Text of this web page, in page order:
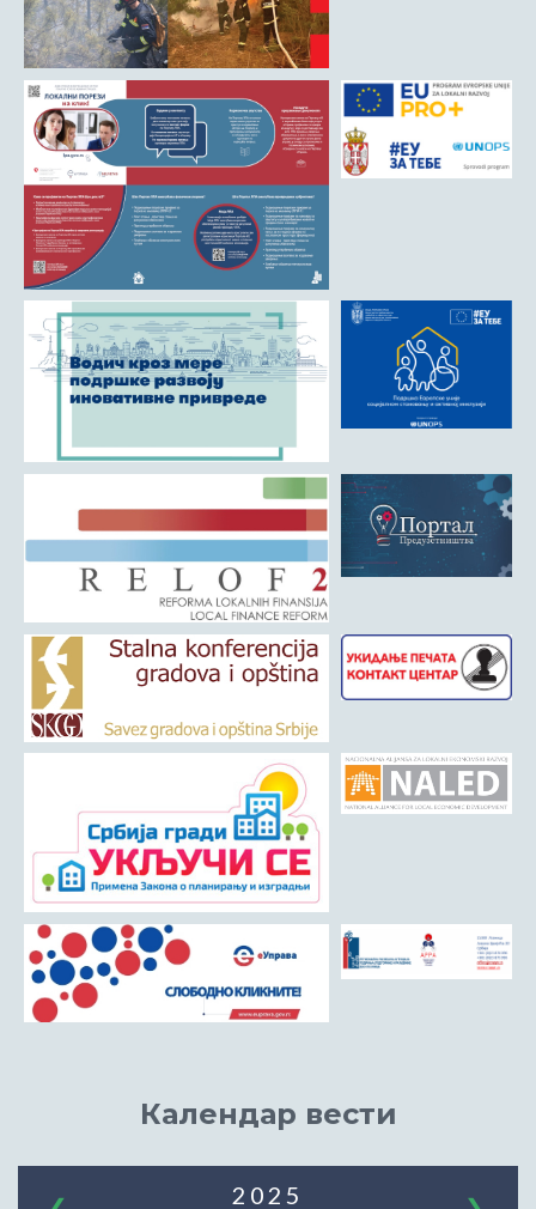
КОНТАКТ
Општина Љубовија
Установе од јавног значаја
АКТИ
Матична служба
Урбанизам и грађевинарство
Борачко-инвалидска заштита
Друштвена брига о деци
Служба за пољопривреду, водопривреду и заштиту животне
средине
Приватно предузетништво
Бирачки списак
Календар вести
2025